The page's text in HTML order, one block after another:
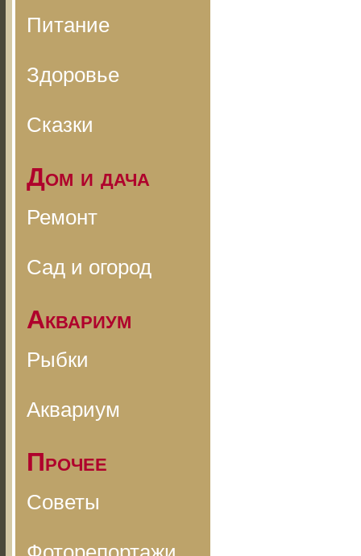
Питание
Здоровье
Сказки
Дом и дача
Ремонт
Сад и огород
Аквариум
Рыбки
Аквариум
Прочее
Советы